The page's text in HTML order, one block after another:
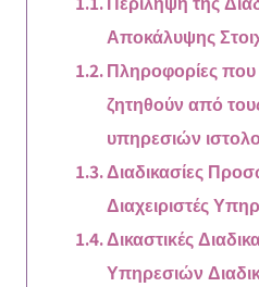
Αποκάλυψης
Πληροφορίες
ζητηθούν από
υπηρεσιών
Διαδικασίες
Διαχειριστές
Δικαστικές
Υπηρεσιών